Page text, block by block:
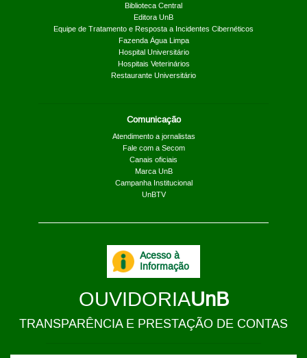
Biblioteca Central
Editora UnB
Equipe de Tratamento e Resposta a Incidentes Cibernéticos
Fazenda Água Limpa
Hospital Universitário
Hospitais Veterinários
Restaurante Universitário
Comunicação
Atendimento a jornalistas
Fale com a Secom
Canais oficiais
Marca UnB
Campanha Institucional
UnBTV
Acesso à
Informação
OUVIDORIAUnB
TRANSPARÊNCIA E PRESTAÇÃO DE CONTAS